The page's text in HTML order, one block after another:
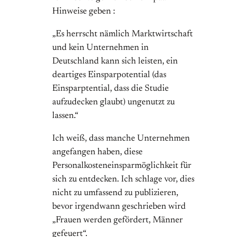
Hinweise geben :
„Es herrscht nämlich Marktwirtschaft
und kein Unternehmen in
Deutschland kann sich leisten, ein
deartiges Einsparpotential (das
Einsparptential, dass die Studie
aufzudecken glaubt) ungenutzt zu
lassen.“
Ich weiß, dass manche Unternehmen
angefangen haben, diese
Personalkosteneinsparmöglichkeit für
sich zu entdecken. Ich schlage vor, dies
nicht zu umfassend zu publizieren,
bevor irgendwann geschrieben wird
„Frauen werden gefördert, Männer
gefeuert“.